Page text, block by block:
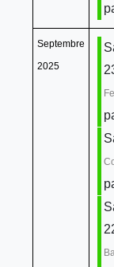
Septembre
2025